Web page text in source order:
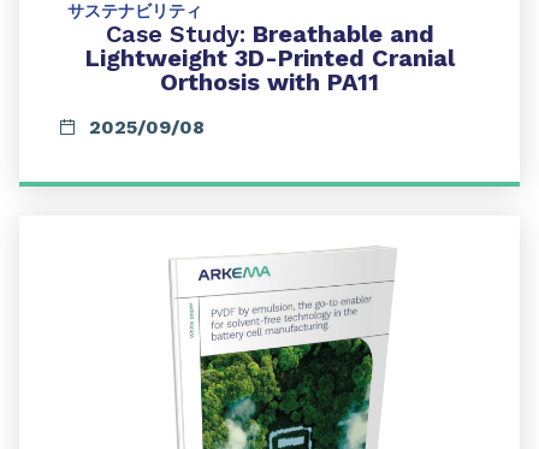
サステナビリティ
Case Study: Breathable and
Lightweight 3D-Printed Cranial
Orthosis with PA11
2025/09/08